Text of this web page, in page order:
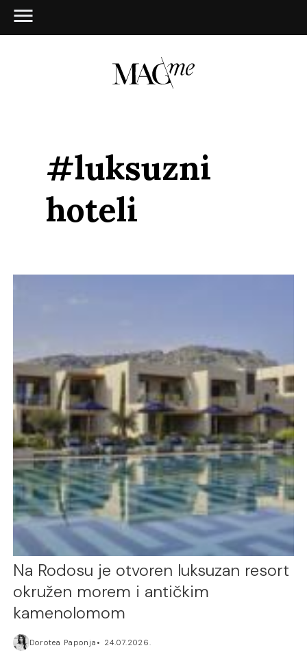
#luksuzni
hoteli
Na Rodosu je otvoren luksuzan resort
okružen morem i antičkim
kamenolomom
Dorotea Paponja 24.07.2026.